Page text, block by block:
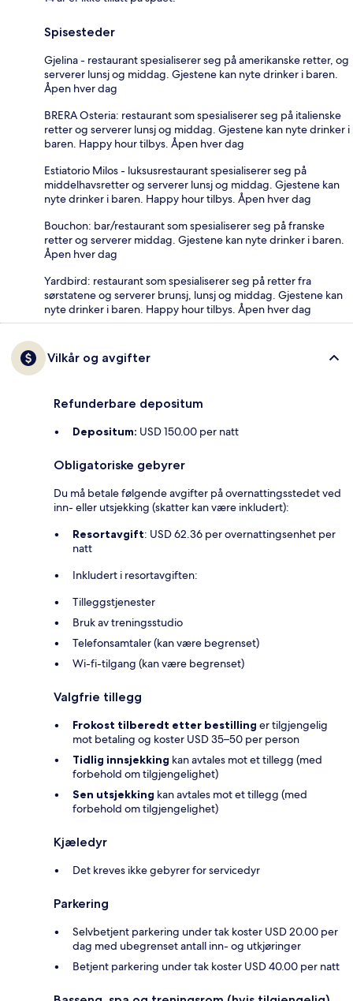
Spisesteder
Gjelina - restaurant spesialiserer seg på amerikanske retter, og
serverer lunsj og middag. Gjestene kan nyte drinker i baren.
Åpen hver dag
BRERA Osteria: restaurant som spesialiserer seg på italienske
retter og serverer lunsj og middag. Gjestene kan nyte drinker i
baren. Happy hour tilbys. Åpen hver dag
Estiatorio Milos - luksusrestaurant spesialiserer seg på
middelhavsretter og serverer lunsj og middag. Gjestene kan
nyte drinker i baren. Happy hour tilbys. Åpen hver dag
Bouchon: bar/restaurant som spesialiserer seg på franske
retter og serverer middag. Gjestene kan nyte drinker i baren.
Åpen hver dag
Yardbird: restaurant som spesialiserer seg på retter fra
sørstatene og serverer brunsj, lunsj og middag. Gjestene kan
nyte drinker i baren. Happy hour tilbys. Åpen hver dag
Vilkår og avgifter
Refunderbare depositum
Depositum: USD 150.00 per natt
Obligatoriske gebyrer
Du må betale følgende avgifter på overnattingsstedet ved
inn- eller utsjekking (skatter kan være inkludert):
Resortavgift: USD 62.36 per overnattingsenhet per
natt
Inkludert i resortavgiften:
Tilleggstjenester
Bruk av treningsstudio
Telefonsamtaler (kan være begrenset)
Wi-fi-tilgang (kan være begrenset)
Valgfrie tillegg
Frokost tilberedt etter bestilling er tilgjengelig
mot betaling og koster USD 35–50 per person
Tidlig innsjekking kan avtales mot et tillegg (med
forbehold om tilgjengelighet)
Sen utsjekking kan avtales mot et tillegg (med
forbehold om tilgjengelighet)
Kjæledyr
Det kreves ikke gebyrer for servicedyr
Parkering
Selvbetjent parkering under tak koster USD 20.00 per
dag med ubegrenset antall inn- og utkjøringer
Betjent parkering under tak koster USD 40.00 per natt